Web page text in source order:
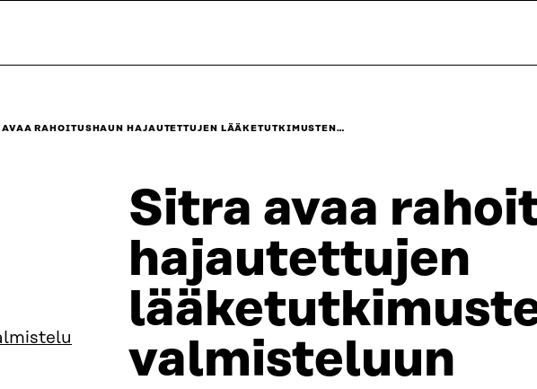
RAHOITUSHAUN HAJAUTETTUJEN LÄÄKETUTKIMUSTEN…
Sitra avaa
hajautettujen
valmisteluun